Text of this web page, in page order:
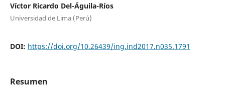
Víctor Ricardo Del-Águila-Ríos
Universidad de Lima (Perú)
DOI: https://doi.org/10.26439/ing.ind2017.n035.1791
Resumen